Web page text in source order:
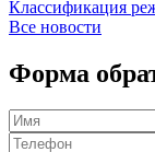
Классификация
Все новости
Форма